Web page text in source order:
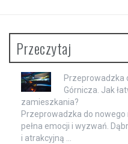
Przeczytaj
Przeprowadzka
Górnicza. Jak
zamieszkania?
Przeprowadzka do
pełna emocji i wyzwań.
i atrakcyjną …